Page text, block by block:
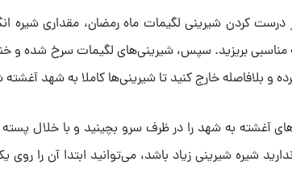
درست کردن شیرینی لگیمات ماه رمضان، مقداری شیره
مناسبی بریزید. سپس، شیرینی‌های لگیمات سرخ شده و
و بلافاصله خارج کنید تا شیرینی‌ها کاملا به شهد
آغشته به شهد را در ظرف سرو بچینید و با خلال
شیره شیرینی زیاد باشد، می‌توانید ابتدا آن را روی